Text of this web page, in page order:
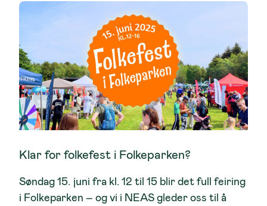
Klar for folkefest i Folkeparken?
Søndag 15. juni fra kl. 12 til 15 blir det full feiring
i Folkeparken – og vi i NEASgleder oss til å